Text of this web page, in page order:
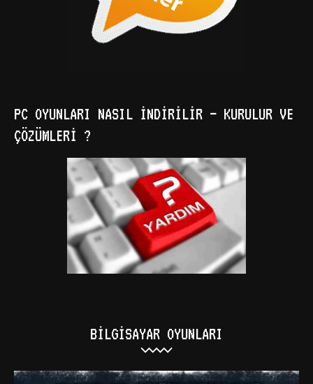
PC OYUNLARI NASIL İNDIRILIR – KURULUR VE
ÇÖZÜMLERI ?
BILGISAYAR OYUNLARI